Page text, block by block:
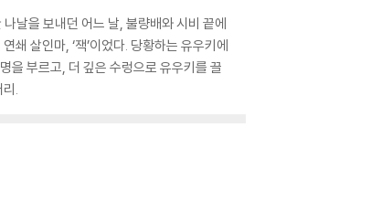
날을 보내던 어느 날, 불량배와 시비 끝에
쇄 살인마, ‘잭’이었다. 당황하는 유우키에
을 부르고, 더 깊은 수렁으로 유우키를 끌
.